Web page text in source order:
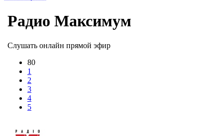
Радио Максимум
Слушать онлайн прямой эфир
80
1
2
3
4
5